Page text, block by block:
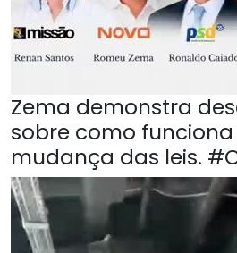
Zema demonstra
sobre como
mudança das leis.